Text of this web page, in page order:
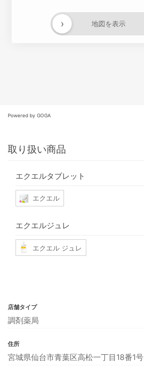
地図を表示
›
Powered by GOGA
取り扱い商品
エクエルタブレット
エクエル
エクエルジュレ
エクエル ジュレ
店舗タイプ
調剤薬局
住所
宮城県仙台市青葉区高松一丁目18番1号